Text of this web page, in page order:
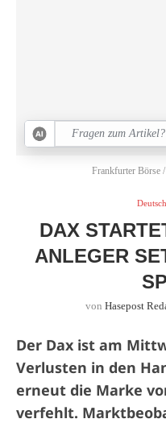
Frankfurter Börse
DAX
ANLEGER
von Hasepost
Der Dax ist am
Verlusten in den
erneut die Marke
verfehlt.